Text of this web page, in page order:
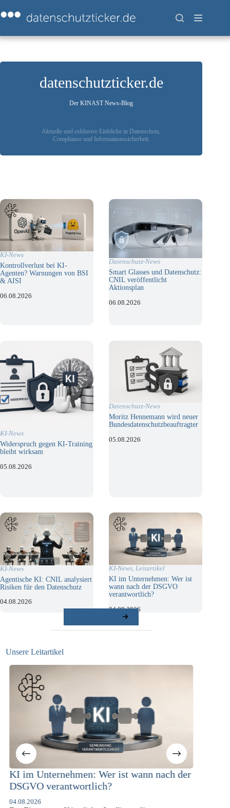
Inhalt
springen
datenschutzticker.de
Der KINAST News-Blog
Aktuelle und exklusive Einblicke in Datenschutz,
Compliance und Informationssicherheit.
KI-News
Kontrollverlust bei KI-
Agenten? Warnungen von BSI
& AISI
06.08.2026
Datenschutz-News
Smart Glasses und Datenschutz:
CNIL veröffentlicht
Aktionsplan
06.08.2026
KI-News
Widerspruch gegen KI-Training
bleibt wirksam
05.08.2026
Datenschutz-News
Moritz Hennemann wird neuer
Bundesdatenschutzbeauftragter
05.08.2026
KI-News
Agentische KI: CNIL analysiert
Risiken für den Datenschutz
04.08.2026
KI-News,Leitartikel
KI im Unternehmen: Wer ist
wann nach der DSGVO
verantwortlich?
04.08.2026
Unsere Leitartikel
nach der
KI-Compliance in der
Versicherungswirtschaft mit DORA,